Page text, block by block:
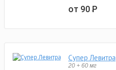
от 90Р
Супер Левитра
20 + 60 мг